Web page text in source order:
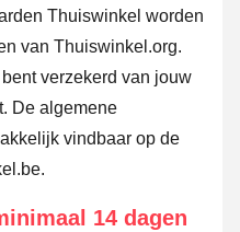
Thuiswinkel worden
van Thuiswinkel.org.
verzekerd van jouw
De algemene
vindbaar op de
14 dagen